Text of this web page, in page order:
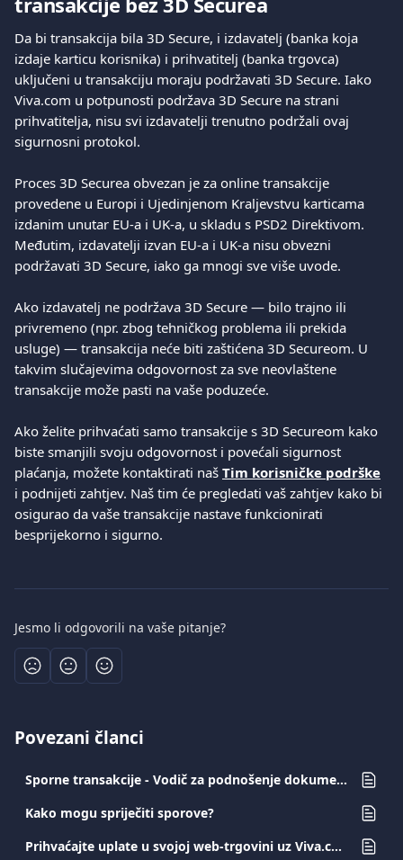
Da bi transakcija bila 3D Secure, i izdavatelj (banka koja
izdaje karticu korisnika) i prihvatitelj (banka trgovca)
uključeni u transakciju moraju podržavati 3D Secure. Iako
Viva.com u potpunosti podržava 3D Secure na strani
prihvatitelja, nisu svi izdavatelji trenutno podržali ovaj
sigurnosni protokol.
Proces 3D Securea obvezan je za online transakcije
provedene u Europi i Ujedinjenom Kraljevstvu karticama
izdanim unutar EU-a i UK-a, u skladu s PSD2 Direktivom.
Međutim, izdavatelji izvan EU-a i UK-a nisu obvezni
podržavati 3D Secure, iako ga mnogi sve više uvode.
Ako izdavatelj ne podržava 3D Secure — bilo trajno ili
privremeno (npr. zbog tehničkog problema ili prekida
usluge) — transakcija neće biti zaštićena 3D Secureom. U
takvim slučajevima odgovornost za sve neovlaštene
transakcije može pasti na vaše poduzeće.
Ako želite prihvaćati samo transakcije s 3D Secureom kako
biste smanjili svoju odgovornost i povećali sigurnost
plaćanja, možete kontaktirati naš Tim korisničke podrške
i podnijeti zahtjev. Naš tim će pregledati vaš zahtjev kako bi
osigurao da vaše transakcije nastave funkcionirati
besprijekorno i sigurno.
Jesmo li odgovorili na vaše pitanje?
Povezani članci
Sporne transakcije - Vodič za podnošenje dokumenata za trgovce
Kako mogu spriječiti sporove?
Prihvaćajte uplate u svojoj web-trgovini uz Viva.com